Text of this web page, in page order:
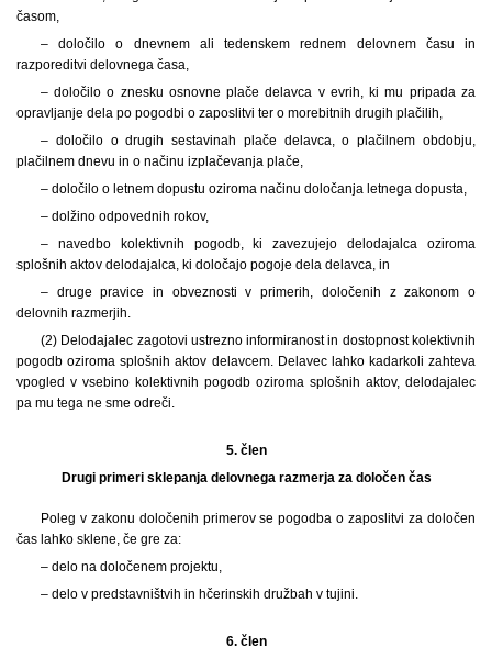
časom,
– določilo o dnevnem ali tedenskem rednem delovnem času in
razporeditvi delovnega časa,
– določilo o znesku osnovne plače delavca v evrih, ki mu pripada za
opravljanje dela po pogodbi o zaposlitvi ter o morebitnih drugih plačilih,
– določilo o drugih sestavinah plače delavca, o plačilnem obdobju,
plačilnem dnevu in o načinu izplačevanja plače,
– določilo o letnem dopustu oziroma načinu določanja letnega dopusta,
– dolžino odpovednih rokov,
– navedbo kolektivnih pogodb, ki zavezujejo delodajalca oziroma
splošnih aktov delodajalca, ki določajo pogoje dela delavca, in
– druge pravice in obveznosti v primerih, določenih z zakonom o
delovnih razmerjih.
(2) Delodajalec zagotovi ustrezno informiranost in dostopnost kolektivnih
pogodb oziroma splošnih aktov delavcem. Delavec lahko kadarkoli zahteva
vpogled v vsebino kolektivnih pogodb oziroma splošnih aktov, delodajalec
pa mu tega ne sme odreči.
5. člen
Drugi primeri sklepanja delovnega razmerja za določen čas
Poleg v zakonu določenih primerov se pogodba o zaposlitvi za določen
čas lahko sklene, če gre za:
– delo na določenem projektu,
– delo v predstavništvih in hčerinskih družbah v tujini.
6. člen